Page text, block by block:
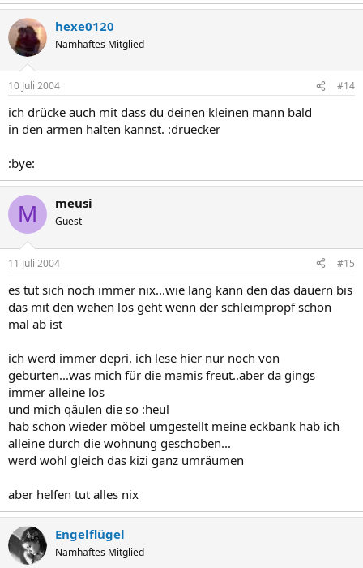
hexe0120
Namhaftes Mitglied
10 Juli 2004 #14
ich drücke auch mit dass du deinen kleinen mann bald
in den armen halten kannst. :druecker
:bye:
M meusi
Guest
11 Juli 2004 #15
es tut sich noch immer nix...wie lang kann den das dauern bis
das mit den wehen los geht wenn der schleimpropf schon
mal ab ist
ich werd immer depri. ich lese hier nur noch von
geburten...was mich für die mamis freut..aber da gings
immer alleine los
und mich qäulen die so :heul
hab schon wieder möbel umgestellt meine eckbank hab ich
alleine durch die wohnung geschoben...
werd wohl gleich das kizi ganz umräumen
aber helfen tut alles nix
Engelflügel
Namhaftes Mitglied